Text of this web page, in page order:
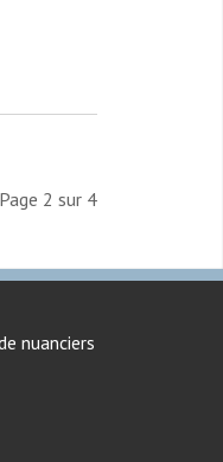
Page 2 sur 4
nuanciers